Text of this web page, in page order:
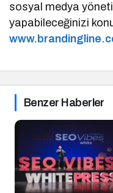
sosyal medya
yapabileceğinizi
Benzer Haberler